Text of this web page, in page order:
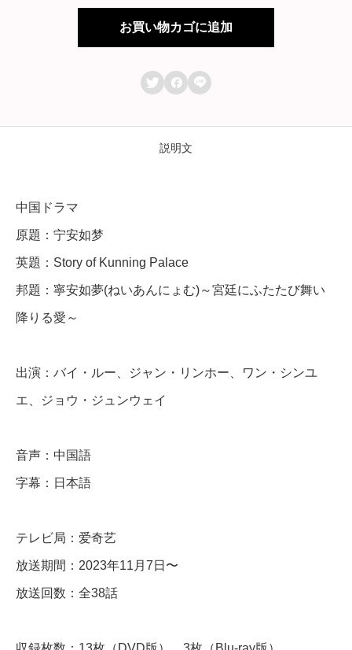
ん
に
ょ
)
～
廷
た
び
舞
お買い物カゴに追加
  
説明文
中国ドラマ
原題：宁安如梦
英題：Story of Kunning Palace
邦題：寧安如夢(ねいあんにょむ)～宮廷にふたたび舞い
降りる愛～
出演：バイ・ルー、ジャン・リンホー、ワン・シンユ
エ、ジョウ・ジュンウェイ
音声：中国語
字幕：日本語
テレビ局：爱奇艺
放送期間：2023年11月7日〜
放送回数：全38話